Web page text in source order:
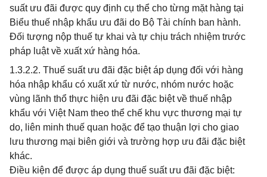
suất ưu đãi được quy định cụ thể cho từng mặt hàng tại
Biểu thuế nhập khẩu ưu đãi do Bộ Tài chính ban hành.
Đối tượng nộp thuế tự khai và tự chịu trách nhiệm trước
pháp luật về xuất xứ hàng hóa.
1.3.2.2. Thuế suất ưu đãi đặc biệt áp dụng đối với hàng
hóa nhập khẩu có xuất xứ từ nước, nhóm nước hoặc
vùng lãnh thổ thực hiện ưu đãi đặc biệt về thuế nhập
khẩu với Việt Nam theo thể chế khu vực thương mại tự
do, liên minh thuế quan hoặc để tạo thuận lợi cho giao
lưu thương mại biên giới và trường hợp ưu đãi đặc biệt
khác.
Điều kiện để được áp dụng thuế suất ưu đãi đặc biệt: